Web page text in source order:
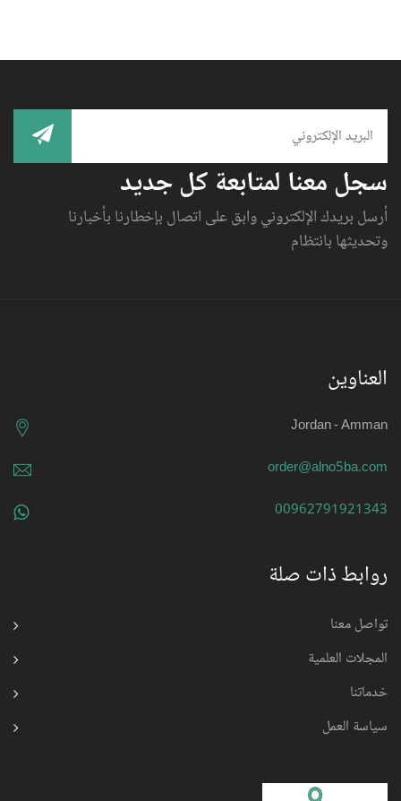
سجل معنا لمتابعة كل جديد
أرسل بريدك الإلكتروني وابق على اتصال بإخطارنا بأخبارنا
وتحديثها بانتظام
العناوين
Jordan - Amman
order@alno5ba.com
00962791921343
روابط ذات صلة
تواصل معنا
المجلات العلمية
خدماتنا
سياسة العمل